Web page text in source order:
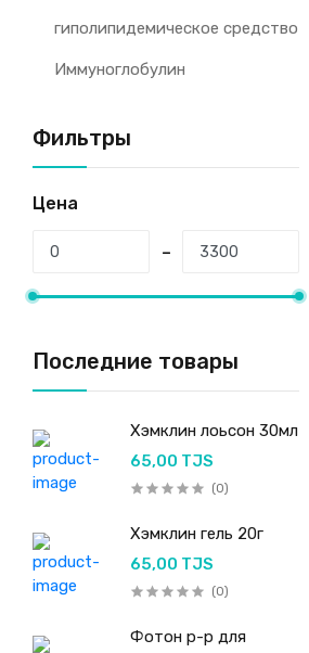
гиполипидемическое средство
Иммуноглобулин
Фильтры
Цена
Последние товары
Хэмклин лоьсон 30мл
65,00 TJS
(0)
Хэмклин гель 20г
65,00 TJS
(0)
Фотон р-р для